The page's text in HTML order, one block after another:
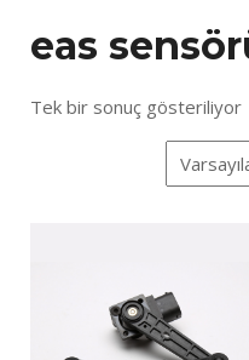
eas
Tek bir sonuç gösteriliyor